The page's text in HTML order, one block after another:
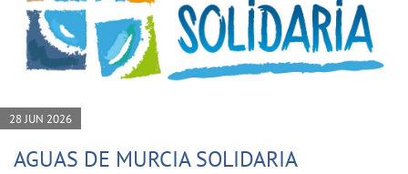
28 JUN 2026
AGUAS DE MURCIA SOLIDARIA